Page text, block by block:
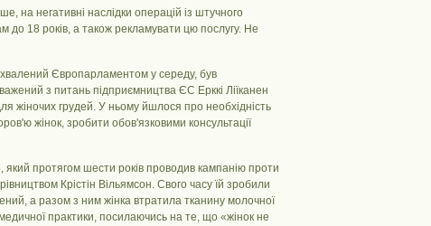
на негативні наслідки операцій із штучного
до 18 років, а також рекламувати цю послугу. Не
Європарламентом у середу, був
з питань підприємництва ЄС Ерккі Ліїканен
жіночих грудей. У ньому йшлося про необхідність
жінок, зробити обов'язковими консультації
протягом шести років проводив кампанію проти
Крістін Вільямсон. Свого часу їй зробили
а разом з ним жінка втратила тканину молочної
практики, посилаючись на те, що «жінок не